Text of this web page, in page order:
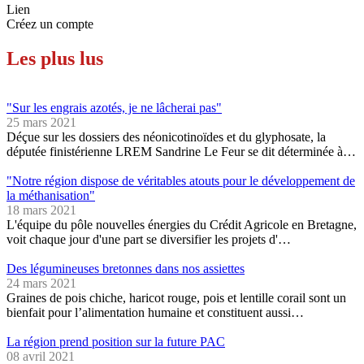
Lien
Créez un compte
Les plus lus
"Sur les engrais azotés, je ne lâcherai pas"
25 mars 2021
Déçue sur les dossiers des néonicotinoïdes et du glyphosate, la
députée finistérienne LREM Sandrine Le Feur se dit déterminée à…
"Notre région dispose de véritables atouts pour le développement de
la méthanisation"
18 mars 2021
L'équipe du pôle nouvelles énergies du Crédit Agricole en Bretagne,
voit chaque jour d'une part se diversifier les projets d'…
Des légumineuses bretonnes dans nos assiettes
24 mars 2021
Graines de pois chiche, haricot rouge, pois et lentille corail sont un
bienfait pour l’alimentation humaine et constituent aussi…
La région prend position sur la future PAC
08 avril 2021